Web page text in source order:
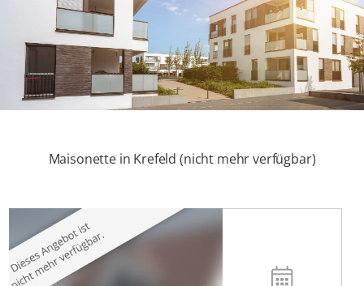
Maisonette in Krefeld (nicht mehr verfügbar)